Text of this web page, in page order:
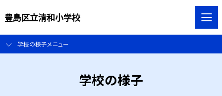
豊島区立清和小学校
学校の様子メニュー
学校の様子